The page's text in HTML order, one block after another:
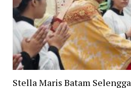
Stella Maris Batam